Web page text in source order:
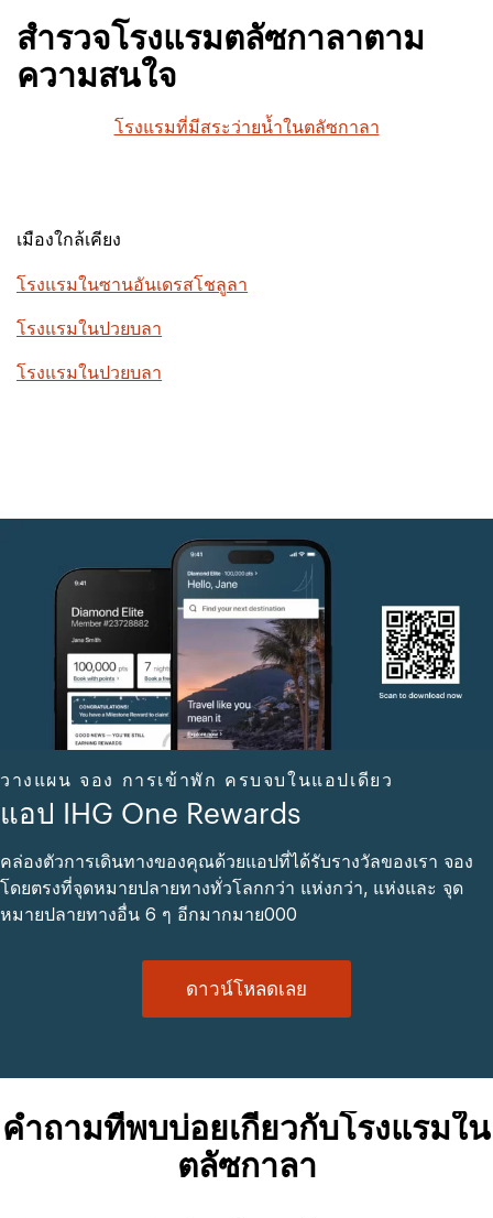
สำรวจโรงแรมตลัซกาลาตาม
ความสนใจ
โรงแรมที่มีสระว่ายน้ำในตลัซกาลา
เมืองใกล้เคียง
โรงแรมในซานอันเดรสโชลูลา
โรงแรมในปวยบลา
โรงแรมในปวยบลา
วางแผน จอง การเข้าพัก ครบจบในแอปเดียว
แอป IHG One Rewards
คล่องตัวการเดินทางของคุณด้วยแอปที่ได้รับรางวัลของเรา จอง
โดยตรงที่จุดหมายปลายทางทั่วโลกกว่า แห่งกว่า, แห่งและ จุด
หมายปลายทางอื่น 6 ๆ อีกมากมาย000
ดาวน์โหลดเลย
คำถามที่พบบ่อยเกี่ยวกับโรงแรมใน
ตลัซกาลา